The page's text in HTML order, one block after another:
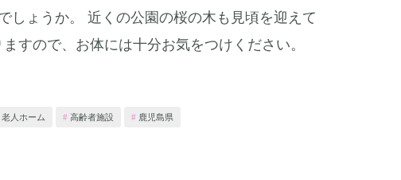
しょうか。 近くの公園の桜の木も見頃を迎えて
すので、お体には十分お気をつけください。
老人ホーム 高齢者施設 鹿児島県